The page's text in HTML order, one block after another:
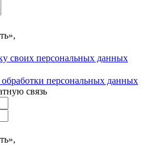
своих персональных данных
персональных данных
связь